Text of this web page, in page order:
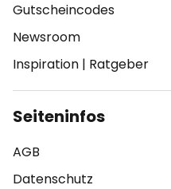
Gutscheincodes
Newsroom
Inspiration | Ratgeber
Seiteninfos
AGB
Datenschutz